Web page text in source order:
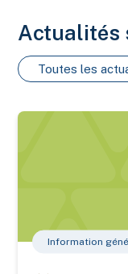
Actualités
Toutes les
Nouveau bilan
Information